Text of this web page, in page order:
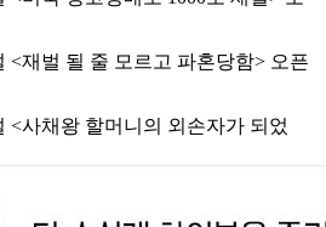
<재벌 될 줄 모르고 파혼당함> 오픈
<사채왕 할머니의 외손자가 되었